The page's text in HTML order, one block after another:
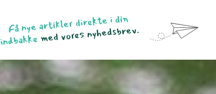
Få nye artikler direkte i din
indbakkemed vores nyhedsbrev.